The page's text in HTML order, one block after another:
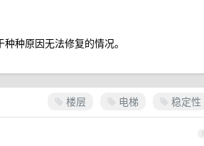
种原因无法修复的情况。
楼层 电梯 稳定性
1